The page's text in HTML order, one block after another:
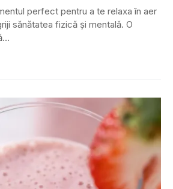
perfect pentru a te relaxa în aer
sănătatea fizică și mentală. O